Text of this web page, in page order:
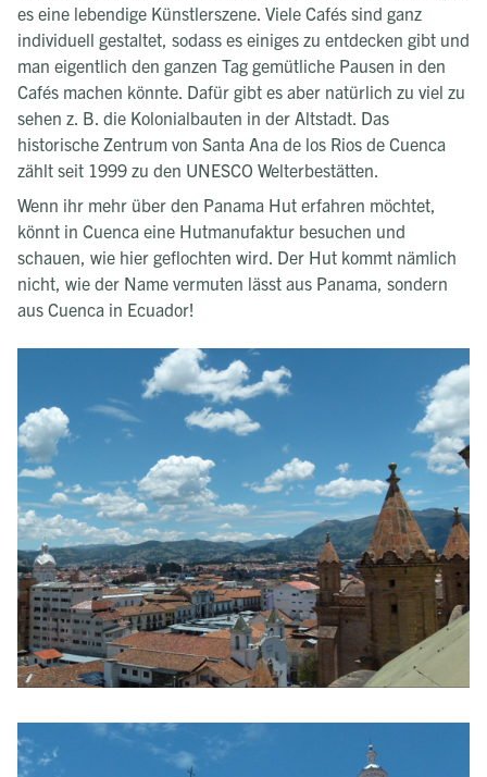
es eine lebendige Künstlerszene. Viele Cafés sind ganz
individuell gestaltet, sodass es einiges zu entdecken gibt und
man eigentlich den ganzen Tag gemütliche Pausen in den
Cafés machen könnte. Dafür gibt es aber natürlich zu viel zu
sehen z. B. die Kolonialbauten in der Altstadt. Das
historische Zentrum von Santa Ana de los Rios de Cuenca
zählt seit 1999 zu den UNESCO Welterbestätten.
Wenn ihr mehr über den Panama Hut erfahren möchtet,
könnt in Cuenca eine Hutmanufaktur besuchen und
schauen, wie hier geflochten wird. Der Hut kommt nämlich
nicht, wie der Name vermuten lässt aus Panama, sondern
aus Cuenca in Ecuador!